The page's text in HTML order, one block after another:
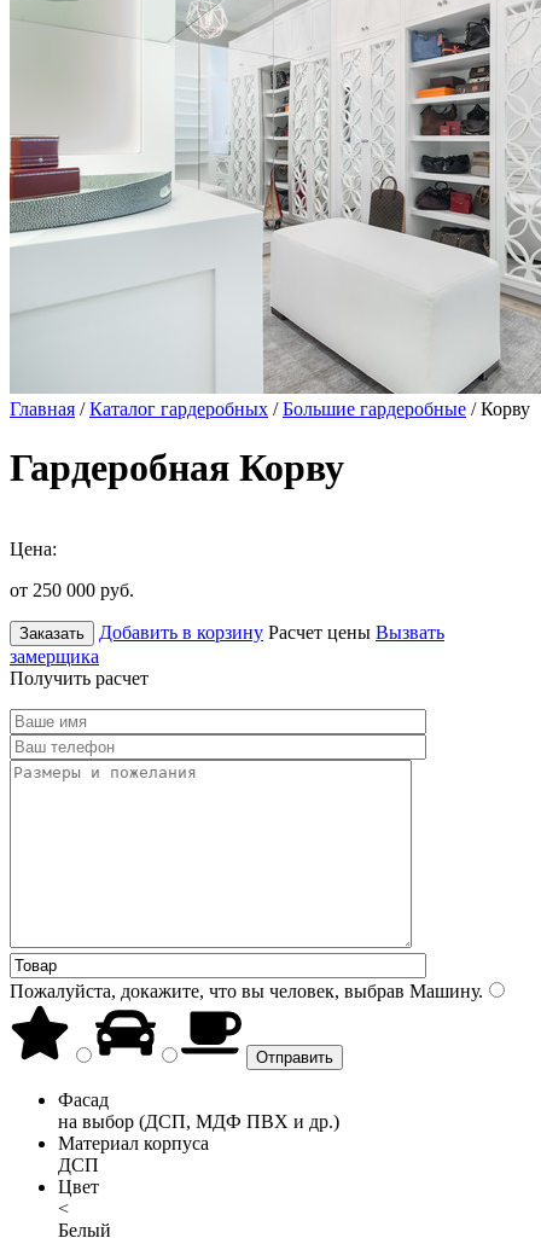
Главная /Каталог гардеробных /Большие гардеробные / Корву
Гардеробная Корву
Цена:
от 250 000 руб.
Заказать Добавить в корзину Расчет цены Вызвать
замерщика
Получить расчет
Пожалуйста, докажите, что вы человек, выбрав Машину.
Фасад
на выбор (ДСП, МДФ ПВХ и др.)
Материал корпуса
ДСП
Цвет
<
Белый